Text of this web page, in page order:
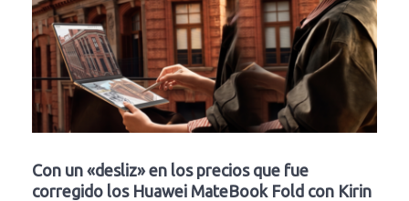
Con un «desliz» en los precios que fue
corregido los Huawei MateBook Fold con Kirin